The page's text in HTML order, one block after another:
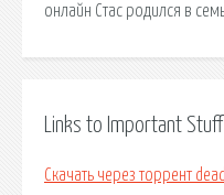
онлайн Стас родился в
Links to Important Stuff
Скачать через торрент